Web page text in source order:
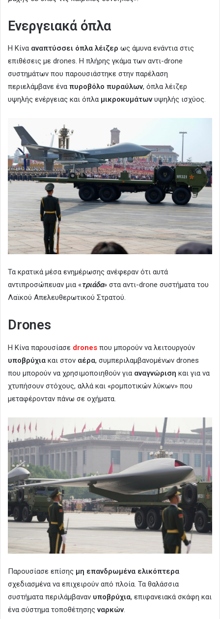
Ενεργειακά όπλα
Η Κίνα αναπτύσσει όπλα λέιζερ ως άμυνα ενάντια στις
επιθέσεις με drones. Η πλήρης γκάμα των αντι-drone
συστημάτων που παρουσιάστηκε στην παρέλαση
περιελάμβανε ένα πυροβόλο πυραύλων, όπλα λέιζερ
υψηλής ενέργειας και όπλα μικροκυμάτων υψηλής ισχύος.
Τα κρατικά μέσα ενημέρωσης ανέφεραν ότι αυτά
αντιπροσώπευαν μια «τριάδα» στα αντι-drone συστήματα του
Λαϊκού Απελευθερωτικού Στρατού.
Drones
Η Κίνα παρουσίασε drones που μπορούν να λειτουργούν
υποβρύχια και στον αέρα, συμπεριλαμβανομένων drones
που μπορούν να χρησιμοποιηθούν για αναγνώριση και για να
χτυπήσουν στόχους, αλλά και «ρομποτικών λύκων» που
μεταφέρονταν πάνω σε οχήματα.
Παρουσίασε επίσης μη επανδρωμένα ελικόπτερα
σχεδιασμένα να επιχειρούν από πλοία. Τα θαλάσσια
συστήματα περιλάμβαναν υποβρύχια, επιφανειακά σκάφη και
ένα σύστημα τοποθέτησης ναρκών.